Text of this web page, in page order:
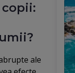
ale